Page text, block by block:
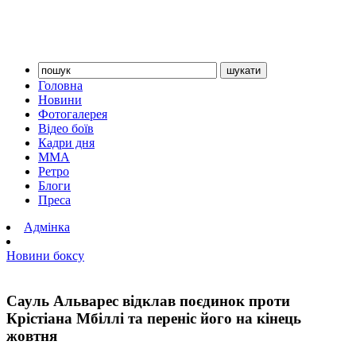
Головна
Новини
Фотогалерея
Відео боїв
Кадри дня
ММА
Ретро
Блоги
Преса
Адмінка
Новини боксу
Сауль Альварес відклав поєдинок проти
Крістіана Мбіллі та переніс його на кінець
жовтня